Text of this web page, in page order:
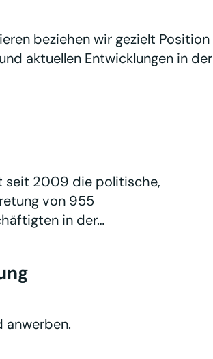
beziehen wir gezielt Position
aktuellen Entwicklungen in der
seit 2009 die politische,
von 955
in der…
anwerben.